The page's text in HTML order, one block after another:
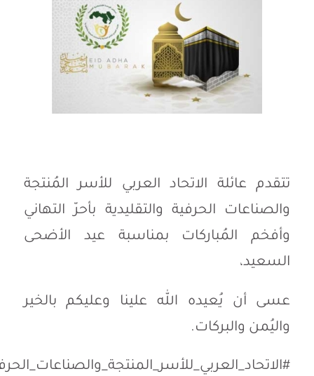
تتقدم عائلة الاتحاد العربي للأسر المُنتجة
والصناعات الحرفية والتقليدية بأحرّ التهاني
وأفخم المُباركات بمناسبة عيد الأضحى
السعيد،
عسى أن يُعيده الله علينا وعليكم بالخير
واليُمن والبركات.